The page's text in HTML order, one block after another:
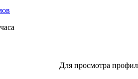
Для просмотра